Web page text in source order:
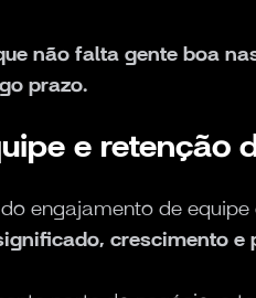
não falta gente boa
prazo.
e retenção
engajamento de
crescimento e